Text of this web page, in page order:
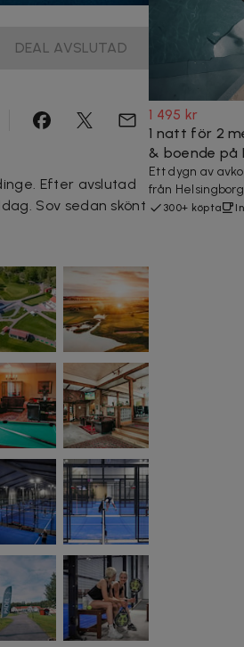
DEAL AVSLUTAD
Efter avslutad
Sov sedan skönt
1 495 kr
1 natt för 2
& boende på
Ett dygn av
från Helsingborg
300+ köpta